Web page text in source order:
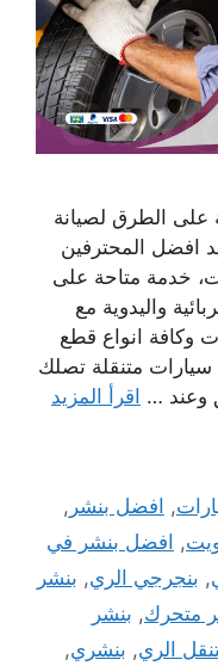
على الطرق لصيانة
افضل المحترفين
خدمة متاحة على
واليدوية مع
وكافة انواع قطع
سيارات متنقلة تصلك
وعند … اقرأ المزيد
, افضل بنشر ,
, افضل بنشر في
, بنجرجي الري, بنشر
متحرك, بنشر
الري, بنشري,